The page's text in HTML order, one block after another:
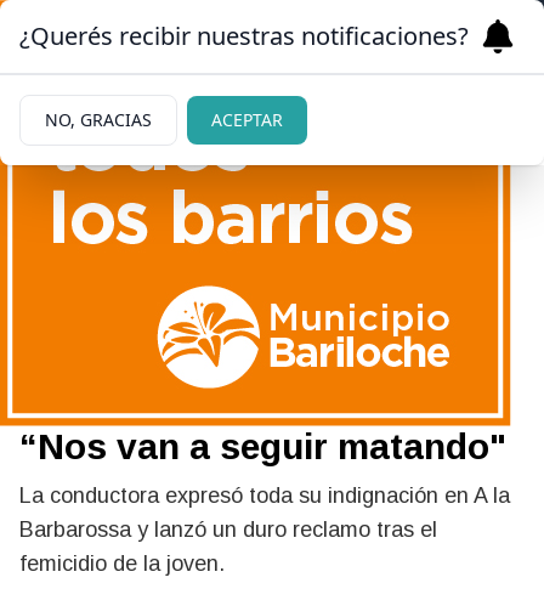
La angustia y dolor de
Georgina Barbarossa por el
crimen de Agostina Vega:
“Nos van a seguir matando"
La conductora expresó toda su indignación en A la
Barbarossa y lanzó un duro reclamo tras el
femicidio de la joven.
¿Querés recibir nuestras notificaciones?
NO, GRACIAS ACEPTAR